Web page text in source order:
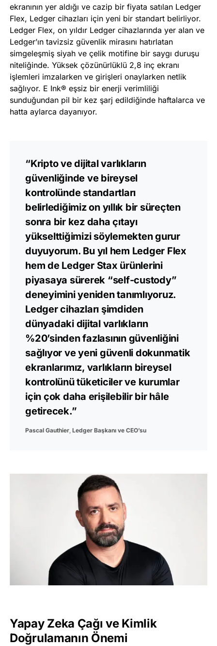
ekranının yer aldığı ve cazip bir fiyata satılan Ledger
Flex, Ledger cihazları için yeni bir standart belirliyor.
Ledger Flex, on yıldır Ledger cihazlarında yer alan ve
Ledger’ın tavizsiz güvenlik mirasını hatırlatan
simgeleşmiş siyah ve çelik motifine bir saygı duruşu
niteliğinde. Yüksek çözünürlüklü 2,8 inç ekranı
işlemleri imzalarken ve girişleri onaylarken netlik
sağlıyor. E Ink® eşsiz bir enerji verimliliği
sunduğundan pil bir kez şarj edildiğinde haftalarca ve
hatta aylarca dayanıyor.
“Kripto ve dijital varlıkların
güvenliğinde ve bireysel
kontrolünde standartları
belirlediğimiz on yıllık bir süreçten
sonra bir kez daha çıtayı
yükselttiğimizi söylemekten gurur
duyuyorum. Bu yıl hem Ledger Flex
hem de Ledger Stax ürünlerini
piyasaya sürerek “self-custody”
deneyimini yeniden tanımlıyoruz.
Ledger cihazları şimdiden
dünyadaki dijital varlıkların
%20’sinden fazlasının güvenliğini
sağlıyor ve yeni güvenli dokunmatik
ekranlarımız, varlıkların bireysel
kontrolünü tüketiciler ve kurumlar
için çok daha erişilebilir bir hâle
getirecek.”
Pascal Gauthier, Ledger Başkanı ve CEO’su
Yapay Zeka Çağı ve Kimlik
Doğrulamanın Önemi